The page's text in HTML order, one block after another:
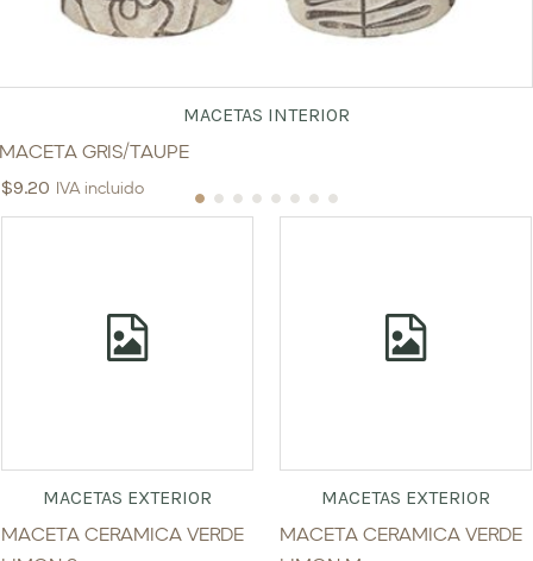
MACETAS INTERIOR
MACETA GRIS/TAUPE
$9.20 IVA incluido
MACETAS EXTERIOR
MACETA CERAMICA VERDE
MACETAS EXTERIOR
MACETA CERAMICA VERDE